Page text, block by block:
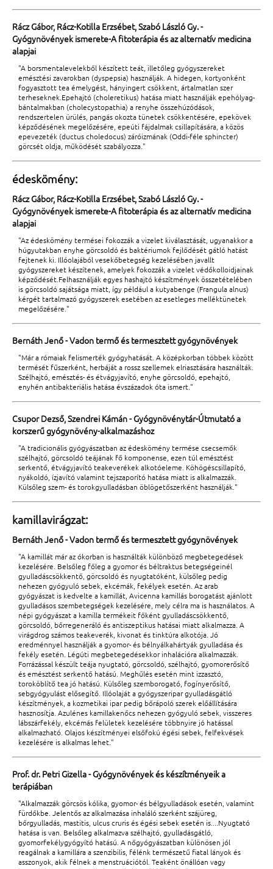
Rácz Gábor, Rácz-Kotilla Erzsébet, Szabó László Gy. -
Gyógynövények ismerete-A fitoterápia és az alternatív medicina
alapjai
"A borsmentalevelekből készített teát, illetőleg gyógyszereket
emésztési zavarokban (dyspepsia) használják. A hidegen, kortyonként
fogyasztott tea émelygést, hányingert csökkent, ártalmatlan szer
terheseknek.Epehajtó (choleretikus) hatása miatt használják epehólyag-
bántalmakban (cholecystopathia) a renyhe összehúzódások,
rendszertelen ürülés, pangás okozta tünetek csökkentésére, epekövek
képződésének megelőzésére, epeúti fájdalmak csillapítására, a közös
epevezeték (ductus choledocus) záróizmának (Oddi-féle sphincter)
görcsét oldja, működését szabályozza."
édeskömény:
Rácz Gábor, Rácz-Kotilla Erzsébet, Szabó László Gy. -
Gyógynövények ismerete-A fitoterápia és az alternatív medicina
alapjai
"Az édeskömény termései fokozzák a vizelet kiválasztását, ugyanakkor a
húgyutakban enyhe görcsoldó és baktériumok fejlődését gátló hatást
fejtenek ki. Illóolajából vesekőbetegség kezelésében javallt
gyógyszereket készítenek, amelyek fokozzák a vizelet védőkolloidjainak
képződését.Felhasználják egyes hashajtó készítmények összetételében
is görcsoldó sajátsága miatt, így például a kutyabenge (Frangula alnus)
kérgét tartalmazó gyógyszerek esetében az esetleges melléktünetek
megelőzésére."
Bernáth Jenő - Vadon termő és termesztett gyógynövények
"Már a rómaiak felismerték gyógyhatását. A középkorban többek között
termését fűszerként, herbáját a rossz szellemek elriasztására használták.
Szélhajtó, emésztés- és étvágyjavító, enyhe görcsoldó, epehajtó,
enyhén antibakteriális hatása évszázadok óta ismert."
Csupor Dezső, Szendrei Kámán - Gyógynövénytár-Útmutató a
korszerű gyógynövény-alkalmazáshoz
"A tradicionális gyógyászatban az édeskömény termése csecsemők
szélhajtó, görcsoldó teájának fő komponense, ezen túl emésztést
serkentő, étvágyjavító teakeverékek alkotóeleme. Köhögéscsillapító,
nyákoldó, ízjavító valamint tejszaporító hatása miatt is alkalmazzák.
Külsőleg szem- és torokgyulladásban öblögetőszerként használják."
kamillavirágzat:
Bernáth Jenő - Vadon termő és termesztett gyógynövények
"A kamillát már az ókorban is használták különböző megbetegedések
kezelésére. Belsőleg főleg a gyomor és béltraktus betegségeinél
gyulladáscsökkentő, görcsoldó és nyugtatóként, külsőleg pedig
nehezen gyógyuló sebek, ekcémák, fekélyek esetén. Az arab
gyógyászat is kedvelte a kamillát, Avicenna kamillás borogatást ajánlott
gyulladásos szembetegségek kezelésére, mely célra ma is használatos. A
népi gyógyászat a kamilla termékeit főként gyulladáscsökkentő,
görcsoldó, bőrregeneráló és antiszeptikus hatásai miatt alkalmazza. A
virágdrog számos teakeverék, kivonat és tinktúra alkotója. Jó
eredménnyel használják a gyomor- és bélnyálkahártyák gyulladása és
fekély esetén. Légúti megbetegedésekkor inhalációra alkalmazzák.
Forrázással készült teája nyugtató, görcsoldó, szélhajtó, gyomorerősítő
és emésztést serkentő hatású. Meghűlés esetén mint izzasztó,
toroköblítő tea jó hatású. Külsőleg szemborogató, fogínyerősítő,
sebgyógyulást elősegítő. Illóolaját a gyógyszeripar gyulladásgátló
készítmények, a kozmetikai ipar pedig bőrápoló szerek előállítására
hasznosítja. Azulénes kamillakenőcs nehezen gyógyuló sebek, visszeres
lábszárfekély, ekcémás felületek kezelésére többnyire jó hatással
alkalmazható. Olajos készítményei elsőfokú égési sebek, felfekvések
kezelésére is alkalmas lehet."
Prof. dr. Petri Gizella - Gyógynövények és készítményeik a
terápiában
"Alkalmazzák görcsös kólika, gyomor- és bélgyulladások esetén, valamint
fürdőkbe. Jelentős az alkalmazása inhaláló szerként szájüreg,
bőrgyulladás, mastitis, ulcus cruris és égési sebek esetén is....Nyugtató
hatása is van. Belsőleg alkalmazva szélhajtó, gyulladásgátló,
gyomorfekélygyógyító hatású. A nőgyógyászatban különösen jól
reagálnak a kamillára a szenzibilis, félénk természetű fiatal lányok és
asszonyok, akik félnek a menstruációtól. Teaként önállóan vagy